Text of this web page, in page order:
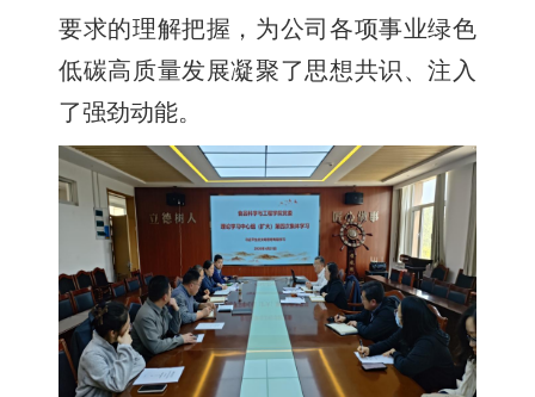
要求的理解把握，为公司各项事业绿色
低碳高质量发展凝聚了思想共识、注入
了强劲动能。